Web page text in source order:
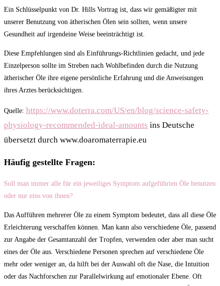
Ein Schlüsselpunkt von Dr. Hills Vortrag ist, dass wir gemäßigter mit
unserer Benutzung von ätherischen Ölen sein sollten, wenn unsere
Gesundheit auf irgendeine Weise beeinträchtigt ist.
Diese Empfehlungen sind als Einführungs-Richtlinien gedacht, und jede
Einzelperson sollte im Streben nach Wohlbefinden durch die Nutzung
ätherischer Öle ihre eigene persönliche Erfahrung und die Anweisungen
ihres Arztes berücksichtigen.
Quelle: https://www.doterra.com/US/en/blog/science-safety-
physiology-recommended-ideal-amounts ins Deutsche
übersetzt durch www.doaromaterrapie.eu
Häufig gestellte Fragen:
Soll man immer alle für ein jeweiliges Symptom aufgeführten Öle benutzen
oder nur eins von ihnen?
Das Aufführen mehrerer Öle zu einem Symptom bedeutet, dass all diese Öle
Erleichterung verschaffen können. Man kann also verschiedene Öle, passend
zur Angabe der Gesamtanzahl der Tropfen, verwenden oder aber man sucht
eines der Öle aus. Verschiedene Personen sprechen auf verschiedene Öle
mehr oder weniger an, da hilft bei der Auswahl oft die Nase, die Intuition
oder das Nachforschen zur Parallelwirkung auf emotionaler Ebene. Oft